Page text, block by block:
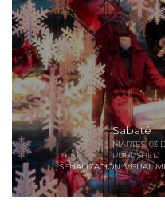
Sabaté
MARTES, 03
PUBLISHED
SEÑALIZACIÓN,VISUAL